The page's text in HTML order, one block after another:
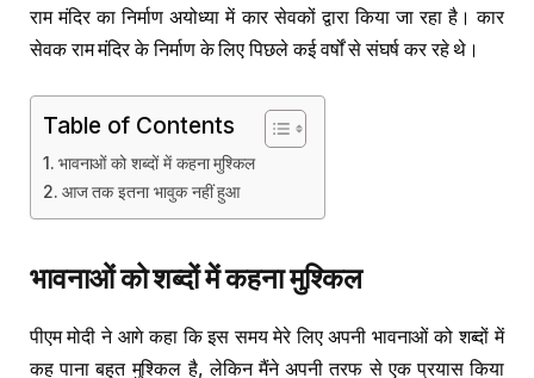
राम मंदिर का निर्माण अयोध्या में कार सेवकों द्वारा किया जा रहा है। कार
सेवक राम मंदिर के निर्माण के लिए पिछले कई वर्षों से संघर्ष कर रहे थे।
Table of Contents
भावनाओं को शब्दों में कहना मुश्किल
आज तक इतना भावुक नहीं हुआ
भावनाओंकोशब्दोंमेंकहनामुश्किल
पीएम मोदी ने आगे कहा कि इस समय मेरे लिए अपनी भावनाओं को शब्दों में
कह पाना बहुत मुश्किल है, लेकिन मैंने अपनी तरफ से एक प्रयास किया